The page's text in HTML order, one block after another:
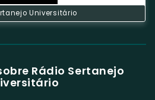
Universitário
Rádio Sertanejo